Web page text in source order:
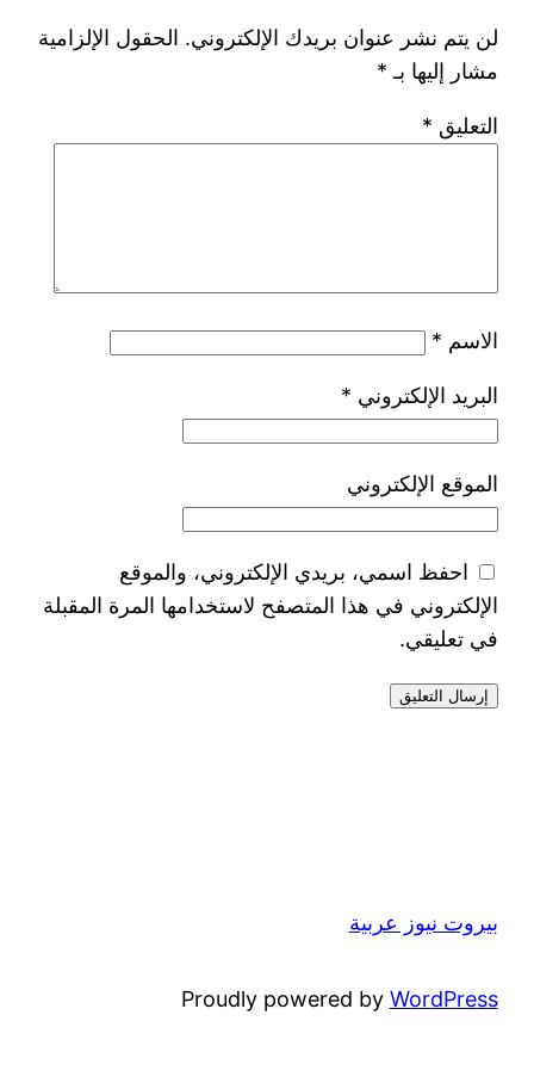
لن يتم نشر عنوان بريدك الإلكتروني. الحقول الإلزامية
مشار إليها بـ *
التعليق *
الاسم *
البريد الإلكتروني *
الموقع الإلكتروني
احفظ اسمي، بريدي الإلكتروني، والموقع
الإلكتروني في هذا المتصفح لاستخدامها المرة المقبلة
في تعليقي.
بيروت نيوز عربية
Proudly powered by WordPress